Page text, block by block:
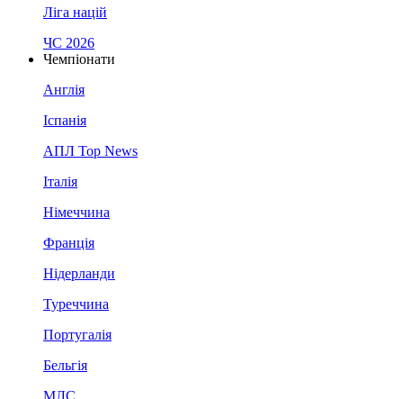
Ліга націй
ЧС 2026
Чемпіонати
Англія
Іспанія
АПЛ Top News
Італія
Німеччина
Франція
Нідерланди
Туреччина
Португалія
Бельгія
МЛС